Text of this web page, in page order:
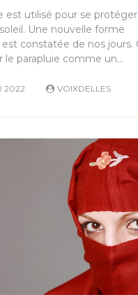
est utilisé pour se
Une nouvelle forme
est constatée de nos jours.
le parapluie comme un…
2022 VOIXDELLES